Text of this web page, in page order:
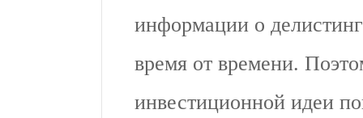
информации о
время от времени.
инвестиционной идеи